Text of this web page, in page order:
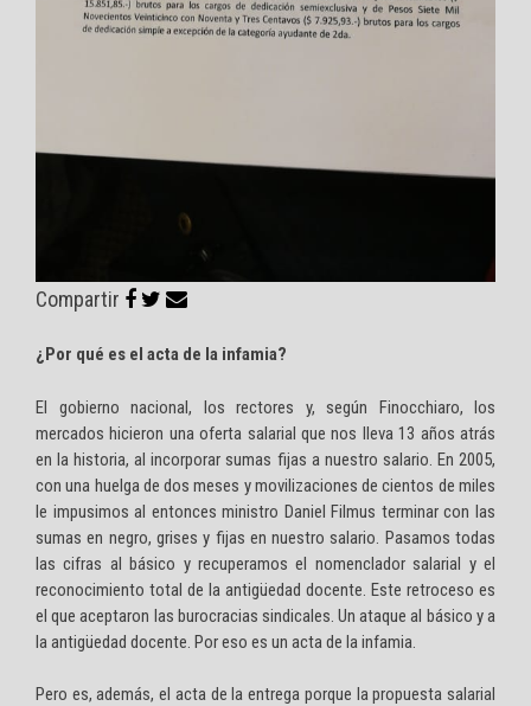
Compartir
¿Por qué es el acta de la infamia?
El gobierno nacional, los rectores y, según Finocchiaro, los
mercados hicieron una oferta salarial que nos lleva 13 años atrás
en la historia, al incorporar sumas fijas a nuestro salario. En 2005,
con una huelga de dos meses y movilizaciones de cientos de miles
le impusimos al entonces ministro Daniel Filmus terminar con las
sumas en negro, grises y fijas en nuestro salario. Pasamos todas
las cifras al básico y recuperamos el nomenclador salarial y el
reconocimiento total de la antigüedad docente. Este retroceso es
el que aceptaron las burocracias sindicales. Un ataque al básico y a
la antigüedad docente. Por eso es un acta de la infamia.
Pero es, además, el acta de la entrega porque la propuesta salarial